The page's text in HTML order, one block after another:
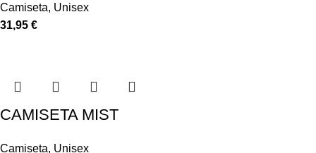
Camiseta, Unisex
31,95 €
CAMISETA MIST
Camiseta, Unisex